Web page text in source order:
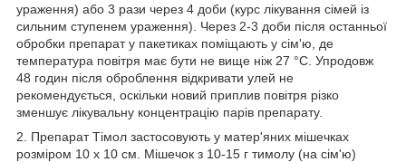
ураження) або 3 рази через 4 доби (курс лікування сімей із
сильним ступенем ураження). Через 2-3 доби після останньої
обробки препарат у пакетиках поміщають у сім'ю, де
температура повітря має бути не вище ніж 27 °C. Упродовж
48 годин після оброблення відкривати улей не
рекомендується, оскільки новий приплив повітря різко
зменшує лікувальну концентрацію парів препарату.
2. Препарат Тімол застосовують у матер'яних мішечках
розміром 10 х 10 см. Мішечок з 10-15 г тимолу (на сім'ю)